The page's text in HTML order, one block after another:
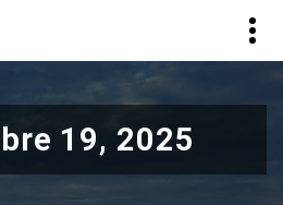
19, 2025